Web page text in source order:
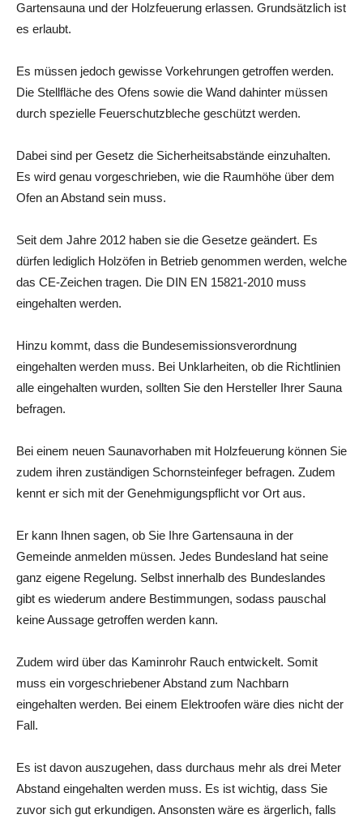
Gartensauna und der Holzfeuerung erlassen. Grundsätzlich ist
es erlaubt.
Es müssen jedoch gewisse Vorkehrungen getroffen werden.
Die Stellfläche des Ofens sowie die Wand dahinter müssen
durch spezielle Feuerschutzbleche geschützt werden.
Dabei sind per Gesetz die Sicherheitsabstände einzuhalten.
Es wird genau vorgeschrieben, wie die Raumhöhe über dem
Ofen an Abstand sein muss.
Seit dem Jahre 2012 haben sie die Gesetze geändert. Es
dürfen lediglich Holzöfen in Betrieb genommen werden, welche
das CE-Zeichen tragen. Die DIN EN 15821-2010 muss
eingehalten werden.
Hinzu kommt, dass die Bundesemissionsverordnung
eingehalten werden muss. Bei Unklarheiten, ob die Richtlinien
alle eingehalten wurden, sollten Sie den Hersteller Ihrer Sauna
befragen.
Bei einem neuen Saunavorhaben mit Holzfeuerung können Sie
zudem ihren zuständigen Schornsteinfeger befragen. Zudem
kennt er sich mit der Genehmigungspflicht vor Ort aus.
Er kann Ihnen sagen, ob Sie Ihre Gartensauna in der
Gemeinde anmelden müssen. Jedes Bundesland hat seine
ganz eigene Regelung. Selbst innerhalb des Bundeslandes
gibt es wiederum andere Bestimmungen, sodass pauschal
keine Aussage getroffen werden kann.
Zudem wird über das Kaminrohr Rauch entwickelt. Somit
muss ein vorgeschriebener Abstand zum Nachbarn
eingehalten werden. Bei einem Elektroofen wäre dies nicht der
Fall.
Es ist davon auszugehen, dass durchaus mehr als drei Meter
Abstand eingehalten werden muss. Es ist wichtig, dass Sie
zuvor sich gut erkundigen. Ansonsten wäre es ärgerlich, falls